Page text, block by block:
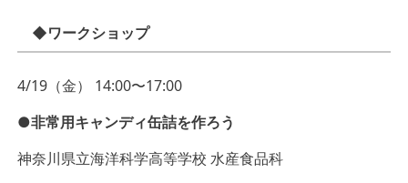
◆ワークショップ
4/19（金） 14:00〜17:00
●非常用キャンディ缶詰を作ろう
神奈川県立海洋科学高等学校 水産食品科